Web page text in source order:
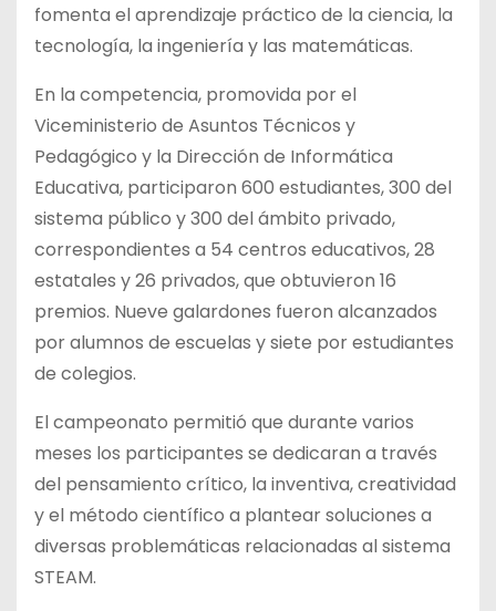
fomenta el aprendizaje práctico de la ciencia, la
tecnología, la ingeniería y las matemáticas.
En la competencia, promovida por el
Viceministerio de Asuntos Técnicos y
Pedagógico y la Dirección de Informática
Educativa, participaron 600 estudiantes, 300 del
sistema público y 300 del ámbito privado,
correspondientes a 54 centros educativos, 28
estatales y 26 privados, que obtuvieron 16
premios. Nueve galardones fueron alcanzados
por alumnos de escuelas y siete por estudiantes
de colegios.
El campeonato permitió que durante varios
meses los participantes se dedicaran a través
del pensamiento crítico, la inventiva, creatividad
y el método científico a plantear soluciones a
diversas problemáticas relacionadas al sistema
STEAM.